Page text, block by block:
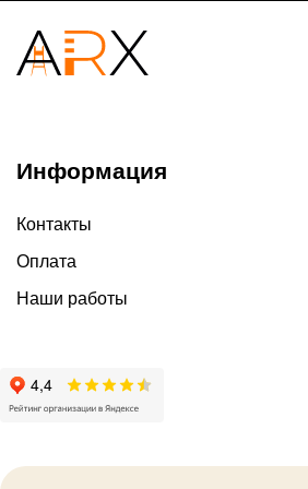
Информация
Контакты
Оплата
Наши работы